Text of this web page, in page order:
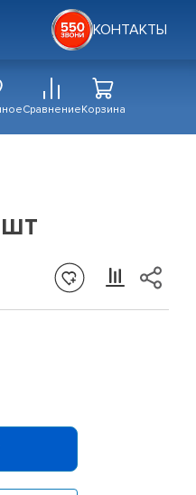
КОНТАКТЫ
СравнениеКорзина